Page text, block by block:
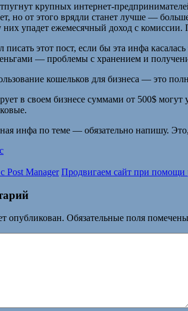
крупных интернет-
но от этого врядли станет лучше —
упадет ежемесячный доход с комиссии.
этот пост, если бы эта инфа
— проблемы с хранением и
кошельков для бизнеса — это
в своем бизнесе суммами от 500$ могут
инфа по теме — обязательно напишу.
Post Manager Продвигаем сайт при помощи
опубликован. Обязательные поля помечены